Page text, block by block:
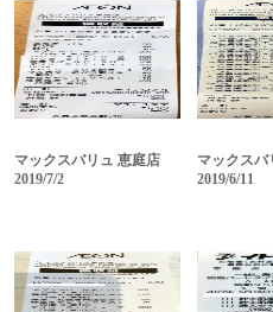
マックスバリュ 恵庭店
2019/7/2
マックスバ
2019/6/11